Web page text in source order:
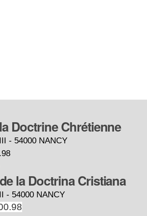
Doctrine Chrétienne
- 54000 NANCY
la Doctrina Cristiana
- 54000 NANCY